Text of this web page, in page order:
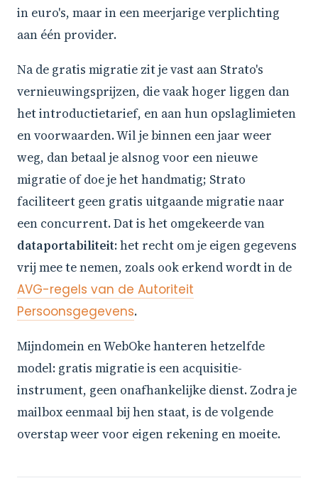
in euro's, maar in een meerjarige verplichting
aan één provider.
Na de gratis migratie zit je vast aan Strato's
vernieuwingsprijzen, die vaak hoger liggen dan
het introductietarief, en aan hun opslaglimieten
en voorwaarden. Wil je binnen een jaar weer
weg, dan betaal je alsnog voor een nieuwe
migratie of doe je het handmatig; Strato
faciliteert geen gratis uitgaande migratie naar
een concurrent. Dat is het omgekeerde van
dataportabiliteit: het recht om je eigen gegevens
vrij mee te nemen, zoals ook erkend wordt in de
AVG-regels van de Autoriteit
Persoonsgegevens.
Mijndomein en WebOke hanteren hetzelfde
model: gratis migratie is een acquisitie-
instrument, geen onafhankelijke dienst. Zodra je
mailbox eenmaal bij hen staat, is de volgende
overstap weer voor eigen rekening en moeite.